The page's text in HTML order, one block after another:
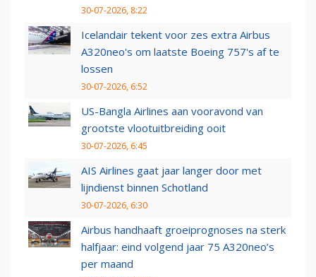
30-07-2026, 8:22
Icelandair tekent voor zes extra Airbus
A320neo's om laatste Boeing 757's af te
lossen
30-07-2026, 6:52
US-Bangla Airlines aan vooravond van
grootste vlootuitbreiding ooit
30-07-2026, 6:45
AIS Airlines gaat jaar langer door met
lijndienst binnen Schotland
30-07-2026, 6:30
Airbus handhaaft groeiprognoses na sterk
halfjaar: eind volgend jaar 75 A320neo’s
per maand